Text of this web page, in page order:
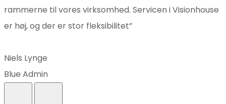
rammerne til vores virksomhed. Servicen i Visionhouse
er høj, og der er stor fleksibilitet”
Niels Lynge
Blue Admin